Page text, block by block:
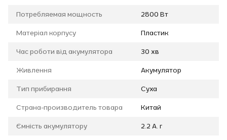
Потребляемая мощность 2800 Вт
Матеріал корпусу Пластик
Час роботи від акумулятора 30 хв
Живлення Акумулятор
Тип прибирання Суха
Страна-производитель товара Китай
Ємність акумулятору 2.2 А. г